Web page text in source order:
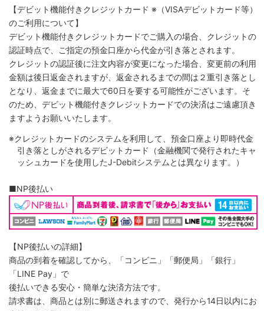
【デビット機能付きクレジットカード ※（VISAデビットカード等）
のご利用について】
デビット機能付きクレジットカードでご購入の場合、クレジットの
認証時点で、ご指定の預金口座から代金が引き落とされます。
クレジットの認証後に注文内容が変更になった場合、変更前の利用
金額は後日返金されますが、返金されるまでの間は２重引き落とし
となり、返金までに最大で60日を要する可能性がございます。そ
のため、デビット機能付きクレジットカードでの決済はご遠慮頂き
ますようお願いいたします。
※クレジットカードのシステムを利用して、預金口座より即時代金
引き落としがされるデビットカード（金融機関で発行されたキャ
ッシュカードを使用したJ-Debitシステムとは異なります。）
■NP後払い
【NP後払いの詳細】
商品の到着を確認してから、「コンビニ」「郵便局」「銀行」
「LINE Pay」で
後払いできる安心・簡単な決済方法です。
請求書は、商品とは別に郵送されますので、発行から14日以内にお